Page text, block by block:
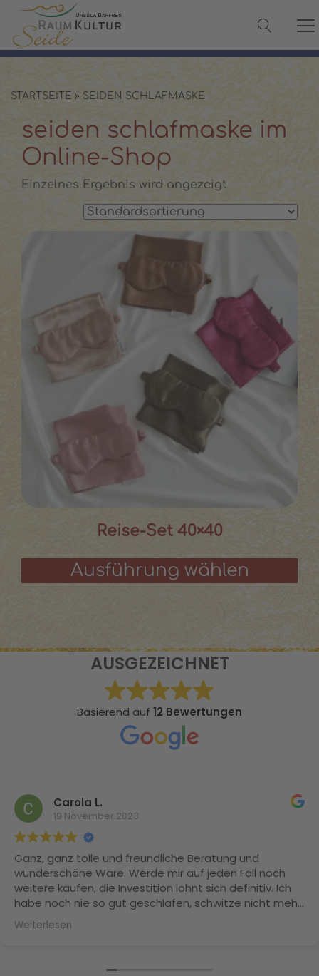
✓ 100 % Maulbeerseide
✓ Versand in 2–3 Werktagen
✓ Persönliche Beratung:
STARTSEITE » SEIDEN SCHLAFMASKE
seiden schlafmaske im
Online-Shop
Einzelnes Ergebnis wird angezeigt
Reise-Set 40×40
Ausführung wählen
AUSGEZEICHNET
Basierend auf 12 Bewertungen
Carola L.
19 November 2023
Ganz, ganz tolle und freundliche Beratung und
wunderschöne Ware. Werde mir auf jeden Fall noch
weitere kaufen, die Investition lohnt sich definitiv. Ich
habe noch nie so gut geschlafen, schwitze nicht mehr
und meine Naturlocken sind Dank der Maulbeerseide
nicht mehr trocken und splissig. Herzlichen Dank
Weiterlesen